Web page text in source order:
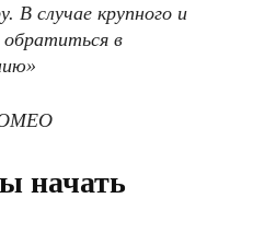
В случае крупного и
в
»
начать